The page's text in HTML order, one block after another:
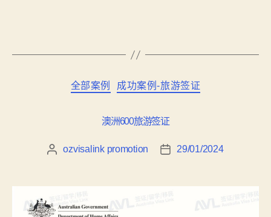
全部案例 成功案例-旅游签证
澳洲600旅游签证
ozvisalink promotion 29/01/2024